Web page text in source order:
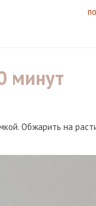
минут
Обжарить на